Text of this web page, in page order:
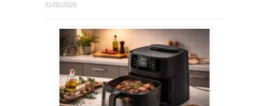
31/05/2026